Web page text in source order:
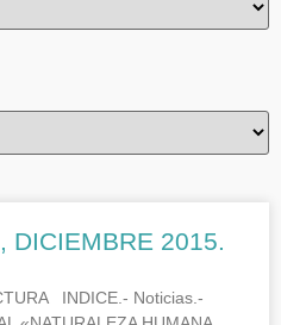
DICIEMBRE 2015.
INDICE.- Noticias.-